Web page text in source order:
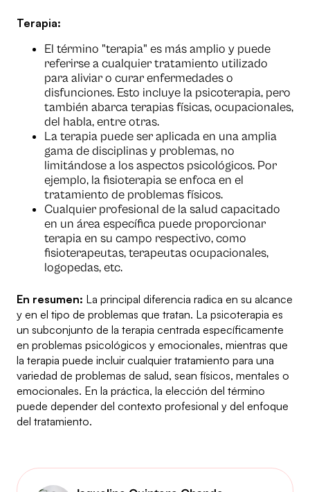
Terapia:
El término "terapia" es más amplio y puede
referirse a cualquier tratamiento utilizado
para aliviar o curar enfermedades o
disfunciones. Esto incluye la psicoterapia, pero
también abarca terapias físicas, ocupacionales,
del habla, entre otras.
La terapia puede ser aplicada en una amplia
gama de disciplinas y problemas, no
limitándose a los aspectos psicológicos. Por
ejemplo, la fisioterapia se enfoca en el
tratamiento de problemas físicos.
Cualquier profesional de la salud capacitado
en un área específica puede proporcionar
terapia en su campo respectivo, como
fisioterapeutas, terapeutas ocupacionales,
logopedas, etc.
En resumen: La principal diferencia radica en su alcance
y en el tipo de problemas que tratan. La psicoterapia es
un subconjunto de la terapia centrada específicamente
en problemas psicológicos y emocionales, mientras que
la terapia puede incluir cualquier tratamiento para una
variedad de problemas de salud, sean físicos, mentales o
emocionales. En la práctica, la elección del término
puede depender del contexto profesional y del enfoque
del tratamiento.